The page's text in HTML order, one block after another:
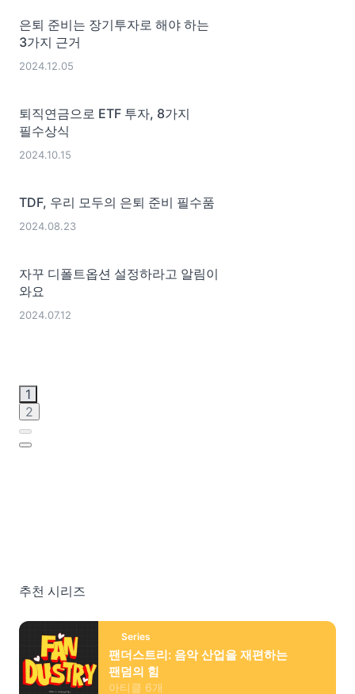
은퇴 준비는 장기투자로 해야 하는
3가지 근거
2024.12.05
퇴직연금으로 ETF 투자, 8가지
필수상식
2024.10.15
TDF, 우리 모두의 은퇴 준비 필수품
2024.08.23
자꾸 디폴트옵션 설정하라고 알림이
와요
2024.07.12
1
2
추천 시리즈
Series
팬더스트리: 음악 산업을 재편하는
팬덤의 힘
아티클 6개